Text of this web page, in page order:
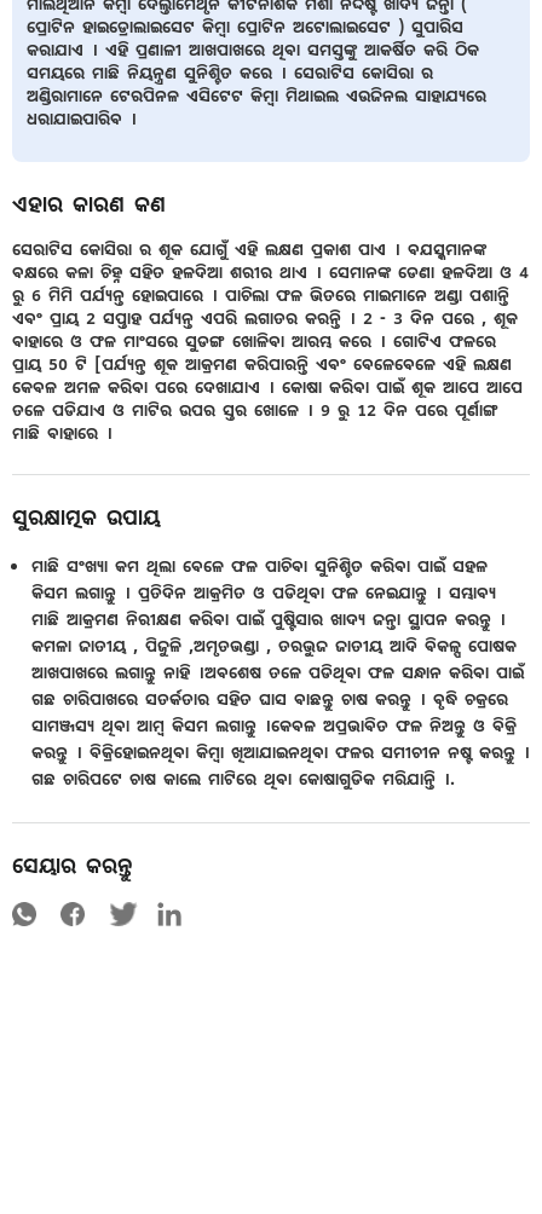
ମାଲଥିଆନ କିମ୍ବା ଦେଲ୍ତାମେଥୃନ କୀଟନାଶକ ମିଶା ନିର୍ଦ୍ଦିଷ୍ଟ ଖାଦ୍ୟ ଜନ୍ତା (
ପ୍ରୋଟିନ ହାଇଡ୍ରୋଲାଇସେଟ କିମ୍ବା ପ୍ରୋଟିନ ଅଟୋଲାଇସେଟ ) ସୁପାରିସ
କରାଯାଏ । ଏହି ପ୍ରଣାଳୀ ଆଖପାଖରେ ଥିବା ସମସ୍ତଙ୍କୁ ଆକର୍ଷିତ କରି ଠିକ
ସମୟରେ ମାଛି ନିୟନ୍ତ୍ରଣ ସୁନିଶ୍ଚିତ କରେ । ସେରାଟିସ କୋସିରା ର
ଅଣ୍ଡିରାମାନେ ଟେରପିନଳ ଏସିଟେଟ କିମ୍ବା ମିଥାଇଲ ଏଉଜିନଲ ସାହାଯ୍ୟରେ
ଧରାଯାଇପାରିବ ।
ଏହାର କାରଣ କଣ
ସେରାଟିସ କୋସିରା ର ଶୂକ ଯୋଗୁଁ ଏହି ଲକ୍ଷଣ ପ୍ରକାଶ ପାଏ । ବଯସ୍କମାନଙ୍କ
ବକ୍ଷରେ କଳା ଚିହ୍ନ ସହିତ ହଳଦିଆ ଶରୀର ଥାଏ । ସେମାନଙ୍କ ଡେଣା ହଳଦିଆ ଓ 4
ରୁ 6 ମିମି ପର୍ଯ୍ୟନ୍ତ ହୋଇପାରେ । ପାଚିଲା ଫଳ ଭିତରେ ମାଇମାନେ ଅଣ୍ଡା ପଶାନ୍ତି
ଏବଂ ପ୍ରାୟ 2 ସପ୍ତାହ ପର୍ଯ୍ୟନ୍ତ ଏପରି ଲଗାତର କରନ୍ତି । 2 - 3 ଦିନ ପରେ , ଶୂକ
ବାହାରେ ଓ ଫଳ ମାଂସରେ ସୁଡଙ୍ଗ ଖୋଳିବା ଆରମ୍ଭ କରେ । ଗୋଟିଏ ଫଳରେ
ପ୍ରାୟ 50 ଟି [ପର୍ଯ୍ୟନ୍ତ ଶୂକ ଆକ୍ରମଣ କରିପାରନ୍ତି ଏବଂ ବେଳେବେଳେ ଏହି ଲକ୍ଷଣ
କେବଳ ଅମଳ କରିବା ପରେ ଦେଖାଯାଏ । କୋଷା କରିବା ପାଇଁ ଶୂକ ଆପେ ଆପେ
ତଳେ ପଡିଯାଏ ଓ ମାଟିର ଉପର ସ୍ତର ଖୋଳେ । 9 ରୁ 12 ଦିନ ପରେ ପୂର୍ଣାଙ୍ଗ
ମାଛି ବାହାରେ ।
ସୁରକ୍ଷାତ୍ମକ ଉପାୟ
ମାଛି ସଂଖ୍ୟା କମ ଥିଲା ବେଳେ ଫଳ ପାଚିବା ସୁନିଶ୍ଚିତ କରିବା ପାଇଁ ସହଳ
କିସମ ଲଗାନ୍ତୁ । ପ୍ରତିଦିନ ଆକ୍ରମିତ ଓ ପଡିଥିବା ଫଳ ନେଇଯାନ୍ତୁ । ସମ୍ଭାବ୍ୟ
ମାଛି ଆକ୍ରମଣ ନିରୀକ୍ଷଣ କରିବା ପାଇଁ ପୁଷ୍ଟିସାର ଖାଦ୍ୟ ଜନ୍ତା ସ୍ଥାପନ କରନ୍ତୁ ।
କମଳା ଜାତୀୟ , ପିଜୁଳି ,ଅମୃତଭଣ୍ଡା , ତରଭୁଜ ଜାତୀୟ ଆଦି ବିକଳ୍ପ ପୋଷକ
ଆଖପାଖରେ ଲଗାନ୍ତୁ ନାହି ।ଅବଶେଷ ତଳେ ପଡିଥିବା ଫଳ ସନ୍ଧାନ କରିବା ପାଇଁ
ଗଛ ଚାରିପାଖରେ ସତର୍କତାର ସହିତ ଘାସ ବାଛନ୍ତୁ ଚାଷ କରନ୍ତୁ । ବୃଦ୍ଧି ଚକ୍ରରେ
ସାମଞ୍ଜସ୍ୟ ଥିବା ଆମ୍ବ କିସମ ଲଗାନ୍ତୁ ।କେବଳ ଅପ୍ରଭାବିତ ଫଳ ନିଅନ୍ତୁ ଓ ବିକ୍ରି
କରନ୍ତୁ । ବିକ୍ରିହୋଇନଥିବା କିମ୍ବା ଖିଆଯାଇନଥିବା ଫଳର ସମୀଚୀନ ନଷ୍ଟ କରନ୍ତୁ ।
ଗଛ ଚାରିପଟେ ଚାଷ କାଲେ ମାଟିରେ ଥିବା କୋଷାଗୁଡିକ ମରିଯାନ୍ତି ।.
ସେୟାର କରନ୍ତୁ